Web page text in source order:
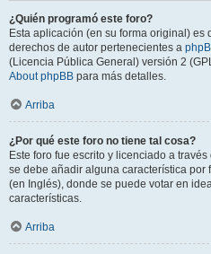
¿Quién programó este foro?
Esta aplicación (en su forma original)
derechos de autor pertenecientes a
(Licencia Pública General) versión 2
About phpBB para más detalles.
Arriba
¿Por qué este foro no tiene tal cosa?
Este foro fue escrito y licenciado a
se debe añadir alguna característica por
(en Inglés), donde se puede votar en
características.
Arriba